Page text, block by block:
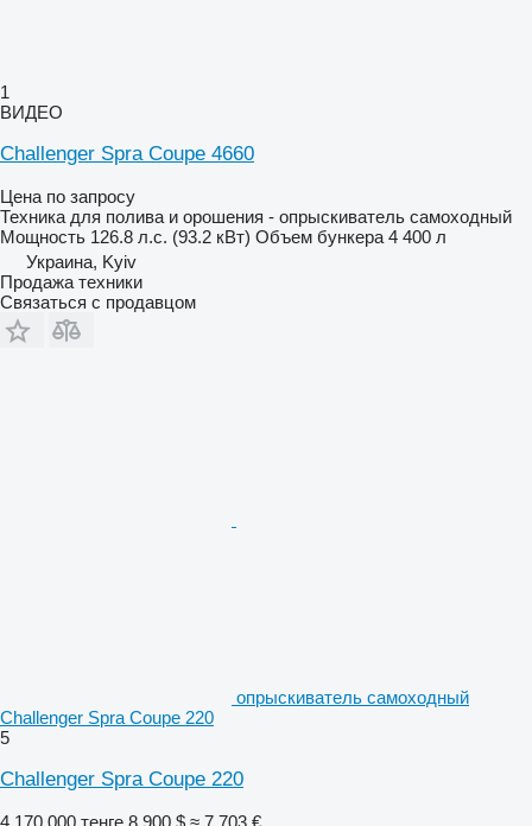
1
ВИДЕО
Challenger Spra Coupe 4660
Цена по запросу
Техника для полива и орошения - опрыскиватель самоходный
Мощность 126.8 л.с. (93.2 кВт) Объем бункера 4 400 л
Украина, Kyiv
Продажа техники
Связаться с продавцом
опрыскиватель самоходный
Challenger Spra Coupe 220
5
Challenger Spra Coupe 220
4 170 000 тенге 8 900 $ ≈ 7 703 €